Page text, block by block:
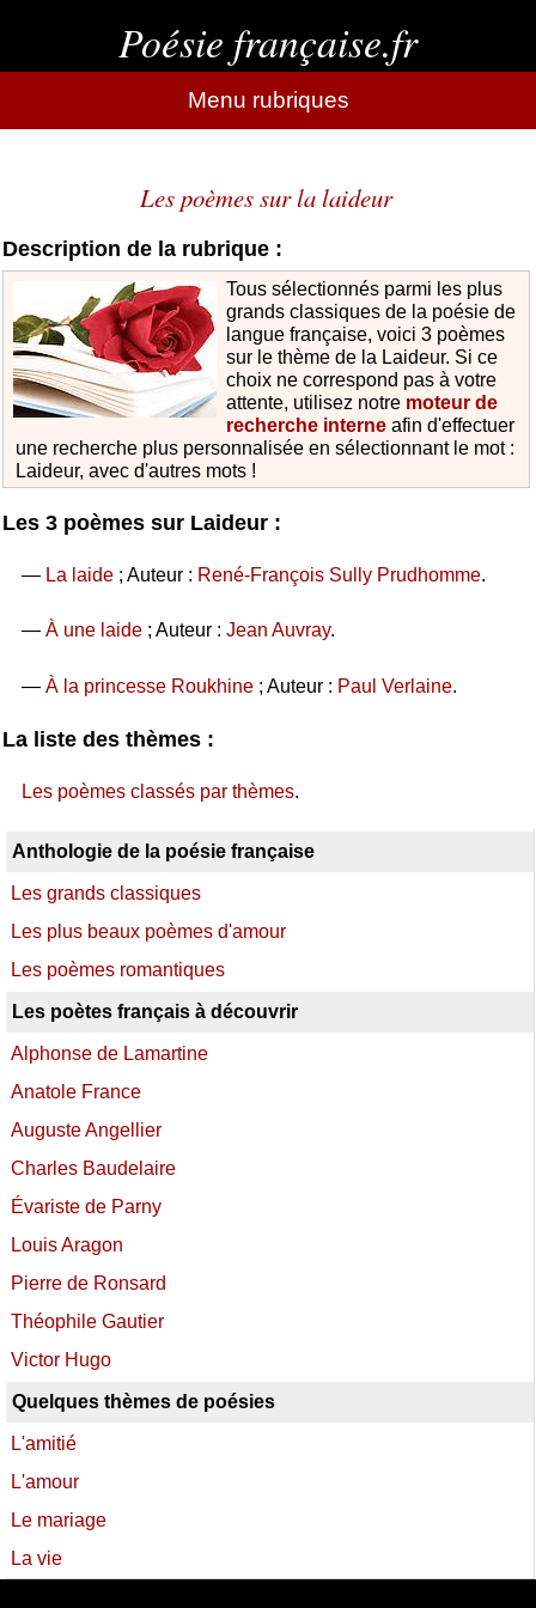
Poésie française.fr
Menu rubriques
Les poèmes sur la laideur
Description de la rubrique :
Tous sélectionnés parmi les plus
grands classiques de la poésie de
langue française, voici 3 poèmes
sur le thème de la Laideur. Si ce
choix ne correspond pas à votre
attente, utilisez notre moteur de
recherche interneafin d'effectuer
une recherche plus personnalisée en sélectionnant le mot :
Laideur, avec d'autres mots !
Les 3 poèmes sur Laideur :
— La laide; Auteur : René-François Sully Prudhomme.
— À une laide; Auteur : Jean Auvray.
— À la princesse Roukhine; Auteur : Paul Verlaine.
La liste des thèmes :
Les poèmes classés par thèmes.
Anthologie de la poésie française
Les grands classiques
Les plus beaux poèmes d'amour
Les poèmes romantiques
Les poètes français à découvrir
Alphonse de Lamartine
Anatole France
Auguste Angellier
Charles Baudelaire
Évariste de Parny
Louis Aragon
Pierre de Ronsard
Théophile Gautier
Victor Hugo
Quelques thèmes de poésies
L'amitié
L'amour
Le mariage
La vie